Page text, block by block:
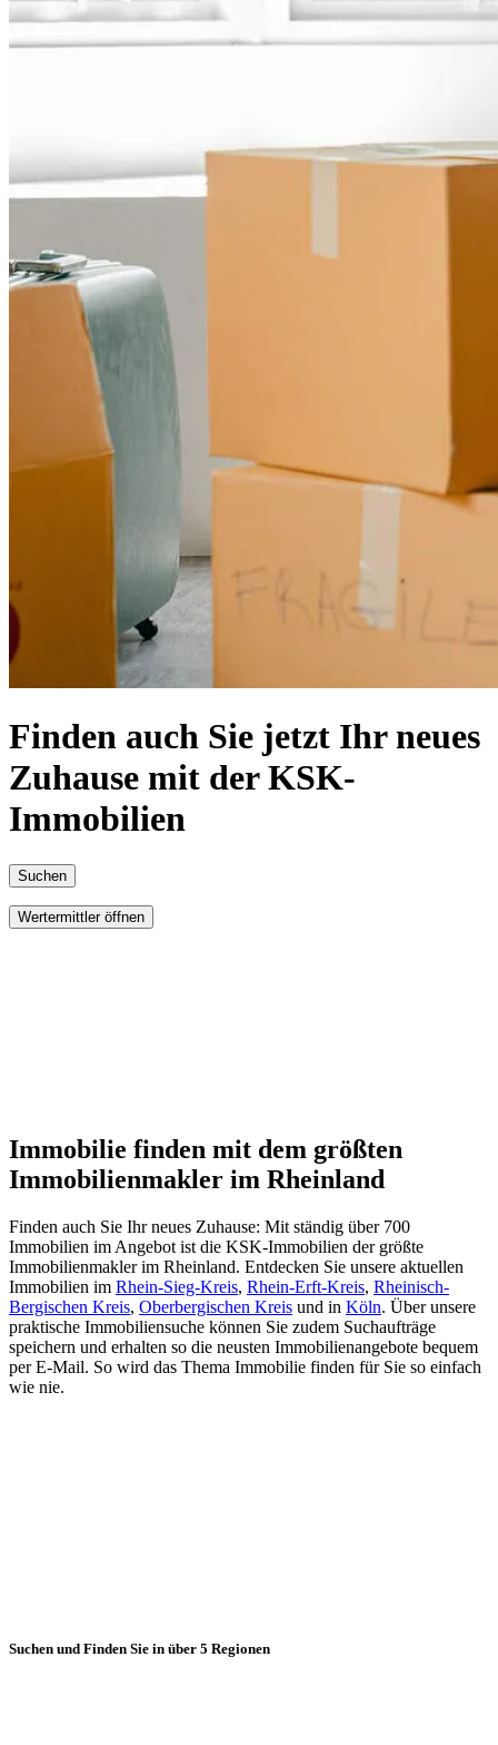
Finden auch Sie jetzt Ihr neues
Zuhause mit der KSK-
Immobilien
Suchen
Wertermittler öffnen
Immobilie finden mit dem größten
Immobilienmakler im Rheinland
Finden auch Sie Ihr neues Zuhause: Mit ständig über 700
Immobilien im Angebot ist die KSK-Immobilien der größte
Immobilienmakler im Rheinland. Entdecken Sie unsere aktuellen
Immobilien im Rhein-Sieg-Kreis, Rhein-Erft-Kreis, Rheinisch-
Bergischen Kreis, Oberbergischen Kreis und in Köln. Über unsere
praktische Immobiliensuche können Sie zudem Suchaufträge
speichern und erhalten so die neusten Immobilienangebote bequem
per E-Mail. So wird das Thema Immobilie finden für Sie so einfach
wie nie.
Suchen und Finden Sie in über 5 Regionen